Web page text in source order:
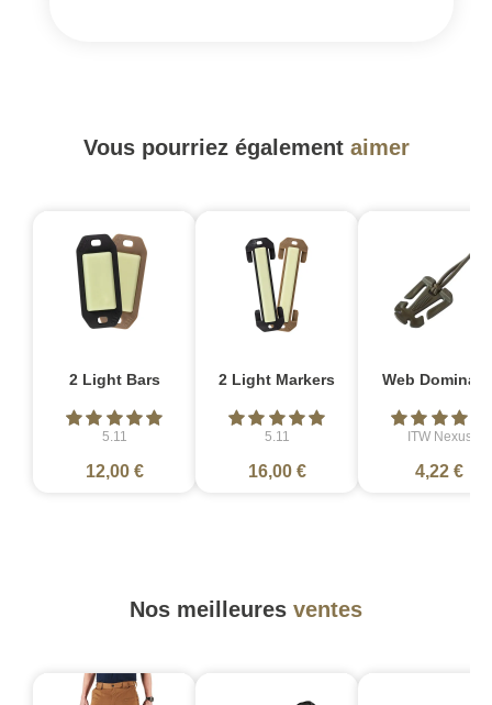
Vous pourriez également aimer
2 Light Bars
5.11
12,00 €
2 Light Markers
5.11
16,00 €
Web
ITW Nexus
4,22 €
Nos meilleures ventes